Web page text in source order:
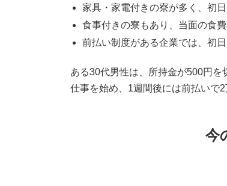
家具・家電付きの寮が多く、初
食事付きの寮もあり、当面の食
前払い制度がある企業では、初
ある30代男性は、所持金が500円
仕事を始め、1週間後には前払いで
今